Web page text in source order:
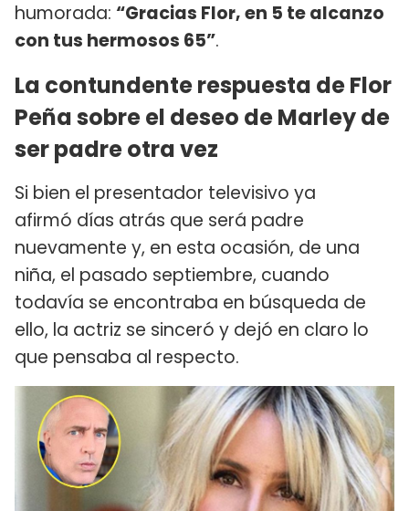
humorada: “Gracias Flor, en 5 te alcanzo
con tus hermosos 65”.
La contundente respuesta de Flor
Peña sobre el deseo de Marley de
ser padre otra vez
Si bien el presentador televisivo ya
afirmó días atrás que será padre
nuevamente y, en esta ocasión, de una
niña, el pasado septiembre, cuando
todavía se encontraba en búsqueda de
ello, la actriz se sinceró y dejó en claro lo
que pensaba al respecto.